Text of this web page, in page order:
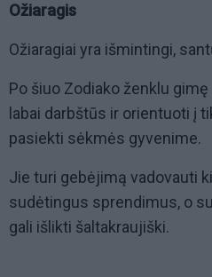
Ožiaragis
Ožiaragiai yra išmintingi,
Po šiuo Zodiako ženklu
labai darbštūs ir orientuoti į
pasiekti sėkmės gyvenime.
Jie turi gebėjimą vadovauti
sudėtingus sprendimus, o
gali išlikti šaltakraujiški.